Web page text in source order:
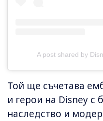
A post shared by
Той ще съчетава
и герои на Disney с
наследство и